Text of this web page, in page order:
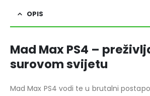
OPIS
Mad Max PS4 –
surovom svijetu
Mad Max PS4 vodi te u brutalni